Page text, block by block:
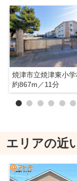
焼津市立焼津東小学
約867m／11分
エリアの近